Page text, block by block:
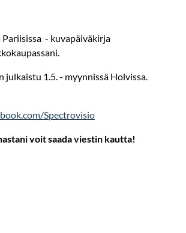
Pariisissa - kuvapäiväkirja
julkaistu 1.5. - myynnissä Holvissa.
Spectrovisio
voit saada viestin kautta!